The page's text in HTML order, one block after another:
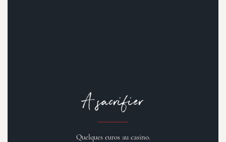
A sacrifier
Quelques euros au casino.